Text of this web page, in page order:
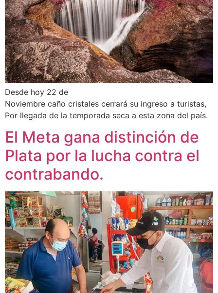
Desde hoy 22 de
Noviembre caño cristales cerrará su ingreso a turistas,
Por llegada de la temporada seca a esta zona del país.
El Meta gana distinción de
Plata por la lucha contra el
contrabando.